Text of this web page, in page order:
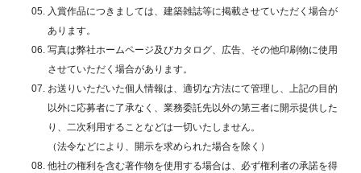
入賞作品につきましては、建築雑誌等に掲載させていただく場合が
あります。
写真は弊社ホームページ及びカタログ、広告、その他印刷物に使用
させていただく場合があります。
お送りいただいた個人情報は、適切な方法にて管理し、上記の目的
以外に応募者に了承なく、業務委託先以外の第三者に開示提供した
り、二次利用することなどは一切いたしません。
（法令などにより、開示を求められた場合を除く）
他社の権利を含む著作物を使用する場合は、必ず権利者の承諾を得